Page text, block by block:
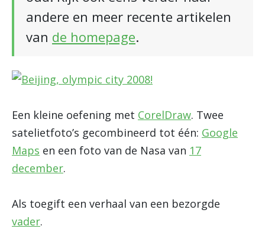
andere en meer recente artikelen
van de homepage.
Een kleine oefening met CorelDraw. Twee
satelietfoto’s gecombineerd tot één: Google
Maps en een foto van de Nasa van 17
december.
Als toegift een verhaal van een bezorgde
vader.